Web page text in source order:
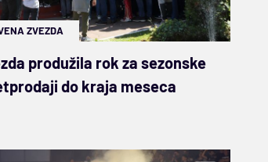
ZVEZDA
produžila rok za sezonske
do kraja meseca